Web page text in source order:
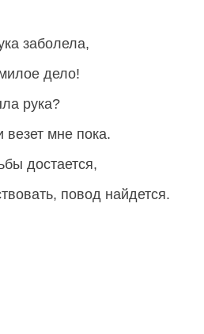
заболела,
дело!
рука?
везет мне пока.
достается,
повод найдется.